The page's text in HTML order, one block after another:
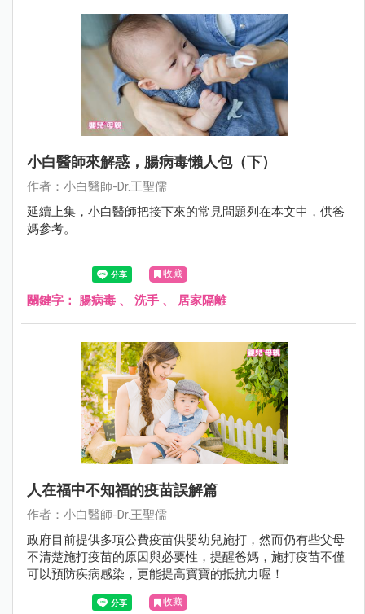
小白醫師來解惑，腸病毒懶人包（下）
作者：小白醫師-Dr.王聖儒
延續上集，小白醫師把接下來的常見問題列在本文中，供爸
媽參考。
收藏
關鍵字： 腸病毒 、 洗手 、 居家隔離
人在福中不知福的疫苗誤解篇
作者：小白醫師-Dr.王聖儒
政府目前提供多項公費疫苗供嬰幼兒施打，然而仍有些父母
不清楚施打疫苗的原因與必要性，提醒爸媽，施打疫苗不僅
可以預防疾病感染，更能提高寶寶的抵抗力喔！
收藏